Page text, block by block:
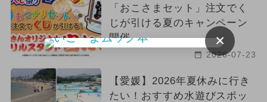
「おこさまセット」注文でく
じが引ける夏のキャンペーン
開催
2026-07-23
【愛媛】2026年夏休みに行き
たい！おすすめ水遊びスポッ
×